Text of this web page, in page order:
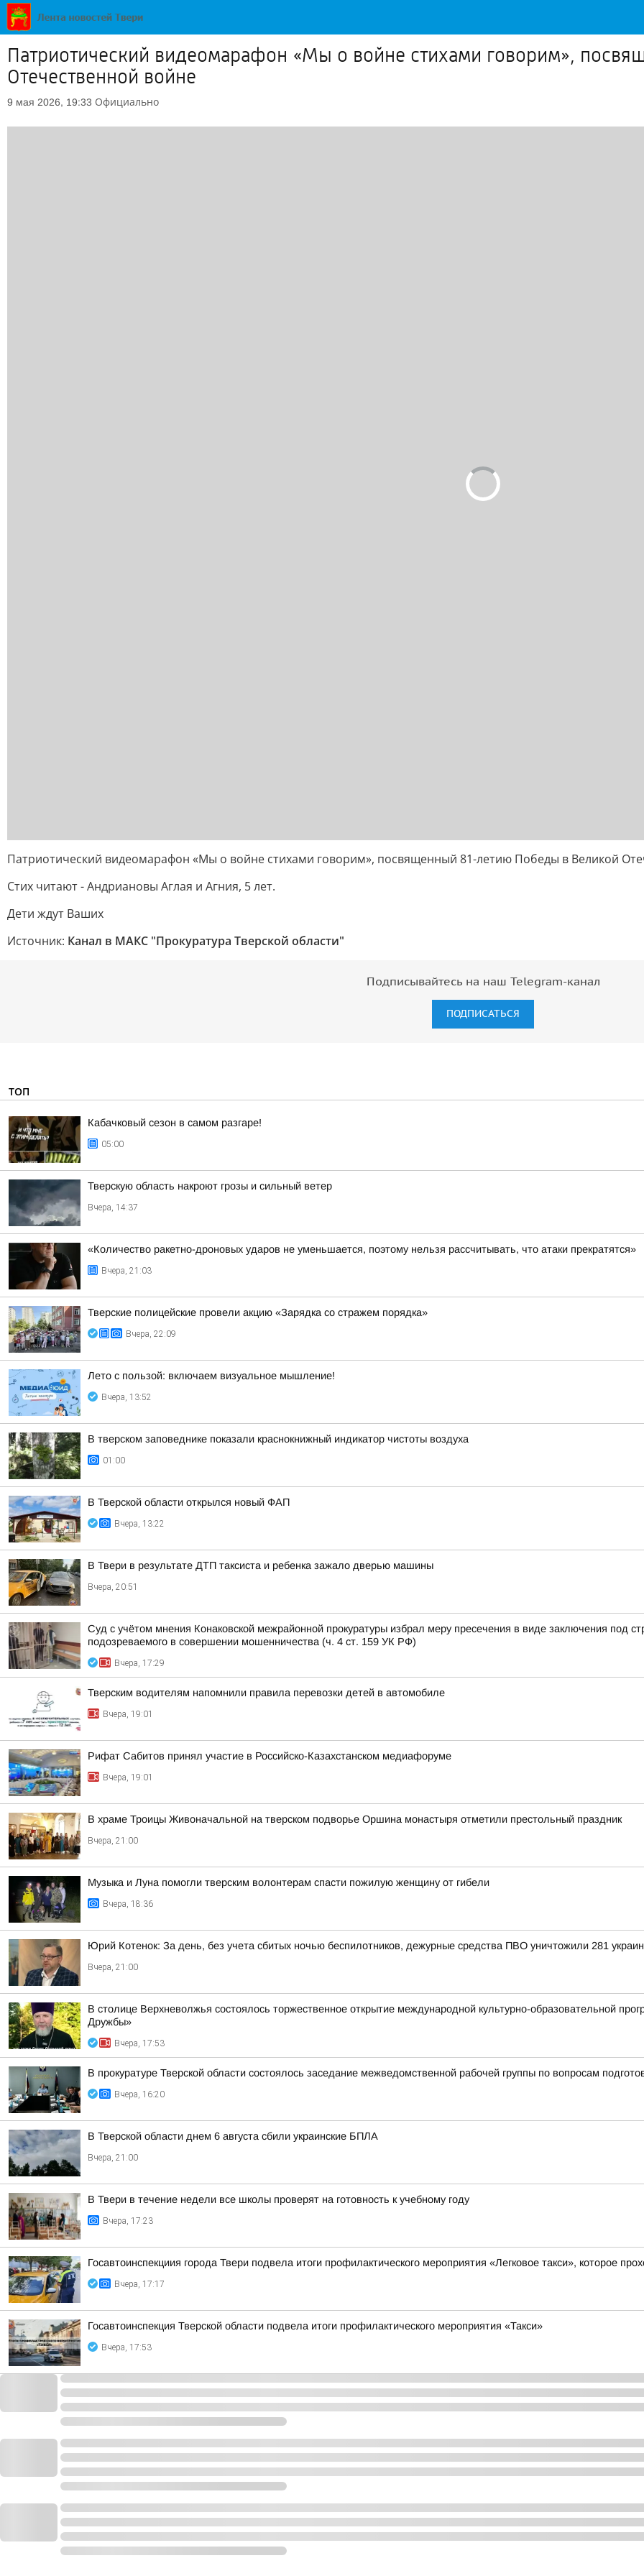
Патриотический видеомарафон «Мы о войне стихами говорим»,
Отечественной войне
9 мая 2026, 19:33 Официально
Патриотический видеомарафон «Мы о войне стихами говорим», посвященный 81-летию Победы в Великой
Стих читают - Андриановы Аглая и Агния, 5 лет.
Дети ждут Ваших
Источник: Канал в МАКС "Прокуратура Тверской области"
Подписывайтесь на наш Telegram-канал
ПОДПИСАТЬСЯ
ТОП
Кабачковый сезон в самом разгаре!
05:00
Тверскую область накроют грозы и сильный ветер
Вчера, 14:37
«Количество ракетно-дроновых ударов не уменьшается, поэтому нельзя рассчитывать, что атаки прекратятся»
Вчера, 21:03
Тверские полицейские провели акцию «Зарядка со стражем порядка»
Вчера, 22:09
Лето с пользой: включаем визуальное мышление!
Вчера, 13:52
В тверском заповеднике показали краснокнижный индикатор чистоты воздуха
01:00
В Тверской области открылся новый ФАП
Вчера, 13:22
В Твери в результате ДТП таксиста и ребенка зажало дверью машины
Вчера, 20:51
Суд с учётом мнения Конаковской межрайонной прокуратуры избрал меру пресечения в виде заключения под
подозреваемого в совершении мошенничества (ч. 4 ст. 159 УК РФ)
Вчера, 17:29
Тверским водителям напомнили правила перевозки детей в автомобиле
Вчера, 19:01
Рифат Сабитов принял участие в Российско-Казахстанском медиафоруме
Вчера, 19:01
В храме Троицы Живоначальной на тверском подворье Оршина монастыря отметили престольный праздник
Вчера, 21:00
Музыка и Луна помогли тверским волонтерам спасти пожилую женщину от гибели
Вчера, 18:36
Юрий Котенок: За день, без учета сбитых ночью беспилотников, дежурные средства ПВО уничтожили 281
Вчера, 21:00
В столице Верхневолжья состоялось торжественное открытие международной культурно-образовательной
Дружбы»
Вчера, 17:53
В прокуратуре Тверской области состоялось заседание межведомственной рабочей группы по вопросам
Вчера, 16:20
В Тверской области днем 6 августа сбили украинские БПЛА
Вчера, 21:00
В Твери в течение недели все школы проверят на готовность к учебному году
Вчера, 17:23
Госавтоинспекциия города Твери подвела итоги профилактического мероприятия «Легковое такси», которое
Вчера, 17:17
Госавтоинспекция Тверской области подвела итоги профилактического мероприятия «Такси»
Вчера, 17:53